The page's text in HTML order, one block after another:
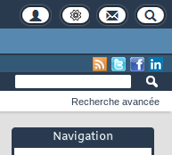
Navigation
Recherche avancée